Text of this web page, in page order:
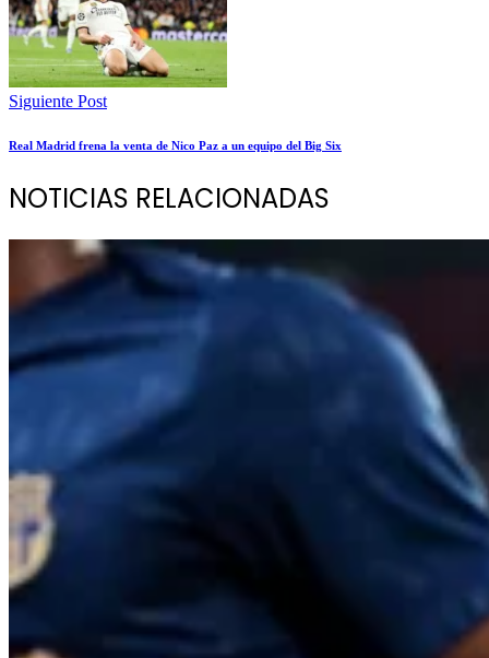
Siguiente Post
Real Madrid frena la venta de Nico Paz a un equipo del Big Six
NOTICIAS RELACIONADAS